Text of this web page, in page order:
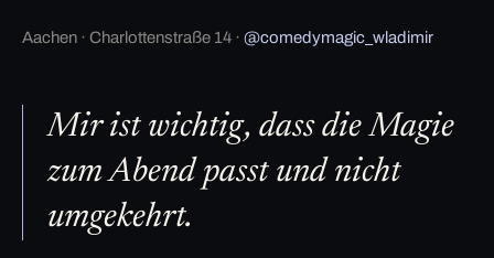
Aachen · Charlottenstraße 14 · @comedymagic_wladimir
Mir ist wichtig, dass die Magie
zum Abend passt und nicht
umgekehrt.